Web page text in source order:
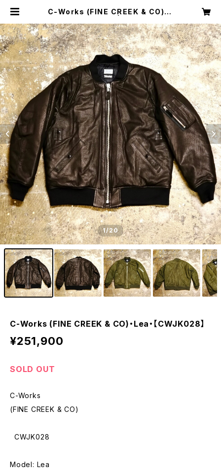
C-Works (FINE CREEK & CO)・L
Trading
1/20
C-Works (FINE CREEK & CO)・Lea・【CWJK028】
¥251,900
SOLD OUT
C-Works
(FINE CREEK & CO)
CWJK028
Model: Lea